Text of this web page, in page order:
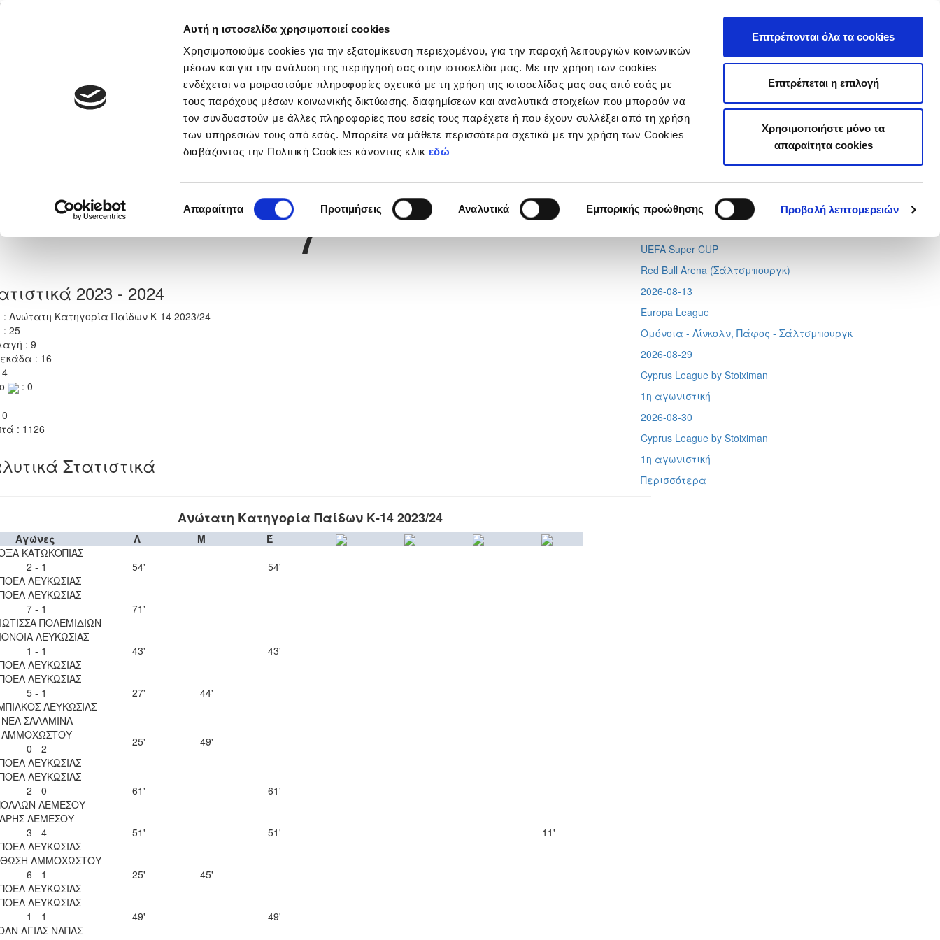
Αυτή η ιστοσελίδα χρησιμοποιεί cookies
Χρησιμοποιούμε cookies για την εξατομίκευση περιεχομένου, για την παροχή λειτουργιών κοινωνικών
μέσων και για την ανάλυση της περιήγησή σας στην ιστοσελίδα μας. Με την χρήση των cookies
ενδέχεται να μοιραστούμε πληροφορίες σχετικά με τη χρήση της ιστοσελίδας μας σας από εσάς με
τους παρόχους μέσων κοινωνικής δικτύωσης, διαφημίσεων και αναλυτικά στοιχείων που μπορούν να
τον συνδυαστούν με άλλες πληροφορίες που εσείς τους παρέχετε ή που έχουν συλλέξει από τη χρήση
των υπηρεσιών τους από εσάς. Μπορείτε να μάθετε περισσότερα σχετικά με την χρήση των Cookies
διαβάζοντας την Πολιτική Cookies κάνοντας κλικ εδώ
συγκατάθεσης
Απαραίτητα Προτιμήσεις Αναλυτικά Εμπορικής προώθησης Προβολή λεπτομερειών
Επιτρέπονται όλα τα cookies
Επιτρέπεται η επιλογή
Χρησιμοποιήστε μόνο τα
απαραίτητα cookies
Νέα & Πληροφορίες Εθνικές Ομάδες Διοργανώσεις
Previous Next
ΧΡΙΣΤΟΣ ΣΤΑΥΡΟΥ
Νούμερο Φανέλας
7
2023 - 2024
: Ανώτατη Κατηγορία Παίδων Κ-14 2023/24
: 25
: 9
: 16
: 0
: 1126
Στατιστικά
Ανώτατη Κατηγορία Παίδων Κ-14 2023/24
Αγώνες Λ Μ
Έ
ΚΑΤΩΚΟΠΙΑΣ
2 - 1
ΛΕΥΚΩΣΙΑΣ
54'
54'
ΛΕΥΚΩΣΙΑΣ
7 - 1
ΠΟΛΕΜΙΔΙΩΝ
71'
ΛΕΥΚΩΣΙΑΣ
1 - 1
ΛΕΥΚΩΣΙΑΣ
43'
43'
ΛΕΥΚΩΣΙΑΣ
5 - 1
ΛΕΥΚΩΣΙΑΣ
27'
44'
ΝΕΑ ΣΑΛΑΜΙΝΑ
ΑΜΜΟΧΩΣΤΟΥ
0 - 2
ΛΕΥΚΩΣΙΑΣ
25' 49'
ΛΕΥΚΩΣΙΑΣ
2 - 0
ΛΕΜΕΣΟΥ
61'
61'
ΑΡΗΣ ΛΕΜΕΣΟΥ
3 - 4
ΛΕΥΚΩΣΙΑΣ
51' 51'
11'
ΑΜΜΟΧΩΣΤΟΥ
6 - 1
ΛΕΥΚΩΣΙΑΣ
25'
45'
ΛΕΥΚΩΣΙΑΣ
1 - 1
ΑΓΙΑΣ ΝΑΠΑΣ
49'
49'
Tweets by CyprusFA
Προσεχή γεγονότα
Conference League
Απόλλων - Μπραν
UEFA Super CUP
Red Bull Arena (Σάλτσμπουργκ)
2026-08-13
Europa League
Ομόνοια - Λίνκολν, Πάφος - Σάλτσμπουργκ
2026-08-29
Cyprus League by Stoiximan
1η αγωνιστική
2026-08-30
Cyprus League by Stoiximan
1η αγωνιστική
Περισσότερα